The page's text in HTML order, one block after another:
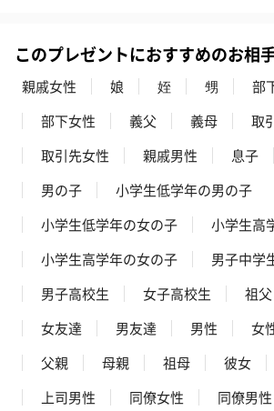
このプレゼントにおすすめのお相
親戚女性 娘 姪 甥
部
部下女性
義父 義母
取
取引先女性
親戚男性 息子
男の子
小学生低学年の男の子
小学生低学年の女の子
小学生高
小学生高学年の女の子
男子中学
男子高校生
女子高校生 祖父
女友達
男友達 男性 女
父親
母親 祖母 彼女
上司男性
同僚女性 同僚男性